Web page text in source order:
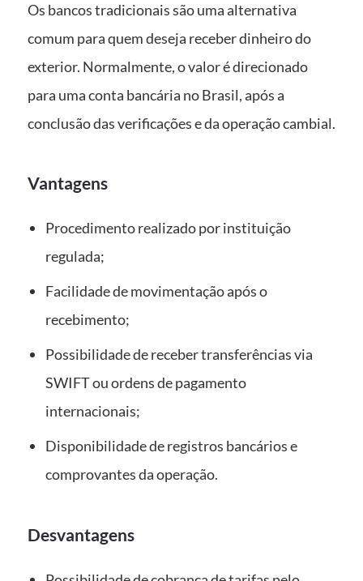
Os bancos tradicionais são uma alternativa
comum para quem deseja receber dinheiro do
exterior. Normalmente, o valor é direcionado
para uma conta bancária no Brasil, após a
conclusão das verificações e da operação cambial.
Vantagens
Procedimento realizado por instituição
regulada;
Facilidade de movimentação após o
recebimento;
Possibilidade de receber transferências via
SWIFT ou ordens de pagamento
internacionais;
Disponibilidade de registros bancários e
comprovantes da operação.
Desvantagens